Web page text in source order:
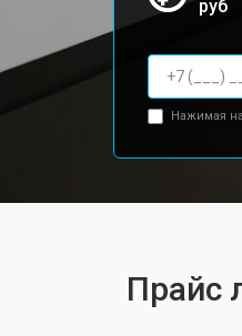
руб
Нажимая
Прайс